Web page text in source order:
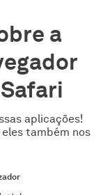
a
aplicações!
também nos